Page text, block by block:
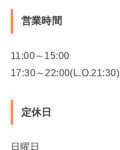
営業時間
11:00～15:00
17:30～22:00(L.O.21:30)
定休日
日曜日